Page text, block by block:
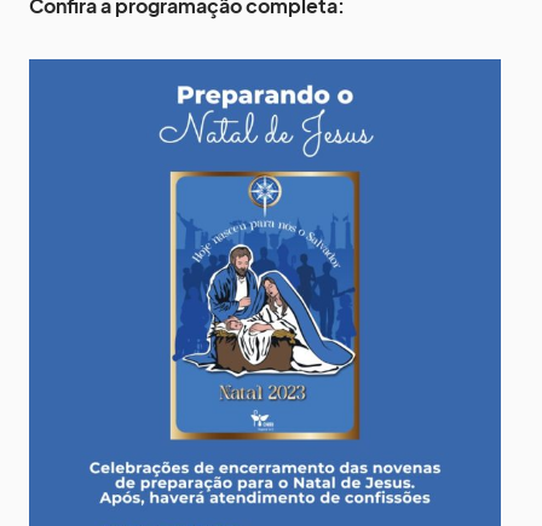
Confira a programação completa: